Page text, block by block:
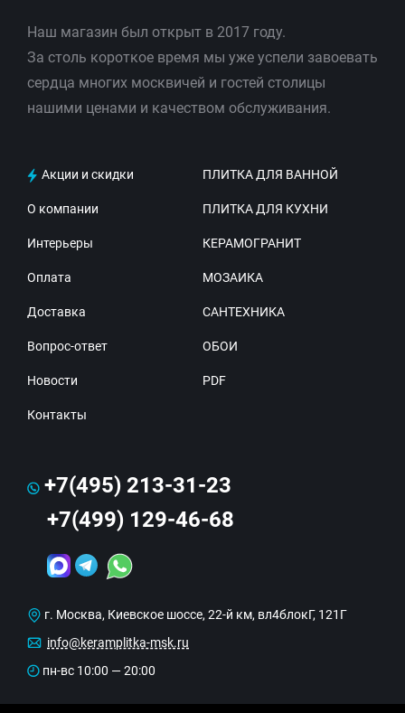
Наш магазин был открыт в 2017 году.
За столь короткое время мы уже успели завоевать
сердца многих москвичей и гостей столицы
нашими ценами и качеством обслуживания.
Акции и скидки
О компании
Интерьеры
Оплата
Доставка
Вопрос-ответ
Новости
Контакты
ПЛИТКА ДЛЯ ВАННОЙ
ПЛИТКА ДЛЯ КУХНИ
КЕРАМОГРАНИТ
МОЗАИКА
САНТЕХНИКА
ОБОИ
PDF
+7(495) 213-31-23
+7(499) 129-46-68
г. Москва, Киевское шоссе, 22-й км, вл4блокГ, 121Г
info@keramplitka-msk.ru
пн-вс 10:00 — 20:00